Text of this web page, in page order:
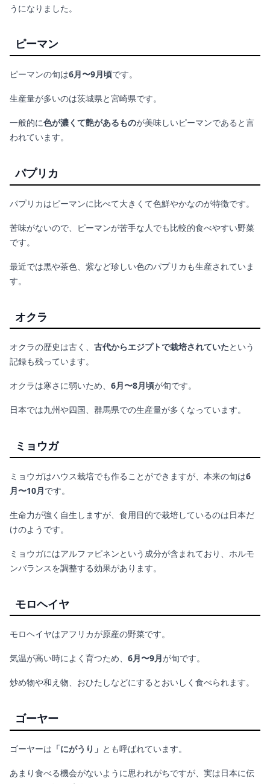
うになりました。
ピーマン
ピーマンの旬は6月〜9月頃です。
生産量が多いのは茨城県と宮崎県です。
一般的に色が濃くて艶があるものが美味しいピーマンであると言
われています。
パプリカ
パプリカはピーマンに比べて大きくて色鮮やかなのが特徴です。
苦味がないので、ピーマンが苦手な人でも比較的食べやすい野菜
です。
最近では黒や茶色、紫など珍しい色のパプリカも生産されていま
す。
オクラ
オクラの歴史は古く、 古代からエジプトで栽培されていたという
記録も残っています。
オクラは寒さに弱いため、 6月〜8月頃が旬です。
日本では九州や四国、群馬県での生産量が多くなっています。
ミョウガ
ミョウガはハウス栽培でも作ることができますが、本来の旬は6
月〜10月です。
生命力が強く自生しますが、食用目的で栽培しているのは日本だ
けのようです。
ミョウガにはアルファピネンという成分が含まれており、ホルモ
ンバランスを調整する効果があります。
モロヘイヤ
モロヘイヤはアフリカが原産の野菜です。
気温が高い時によく育つため、 6月〜9月が旬です。
炒め物や和え物、おひたしなどにするとおいしく食べられます。
ゴーヤー
ゴーヤーは 「にがうり」 とも呼ばれています。
あまり食べる機会がないように思われがちですが、実は日本に伝